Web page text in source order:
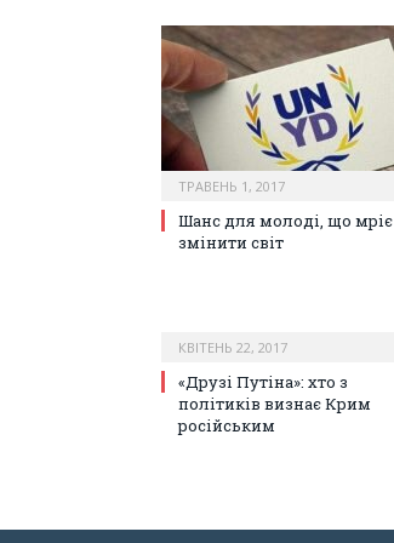
ТРАВЕНЬ 1, 2017
Шанс для молоді, що мріє
змінити світ
КВІТЕНЬ 22, 2017
«Друзі Путіна»: хто з
політиків визнає Крим
російським